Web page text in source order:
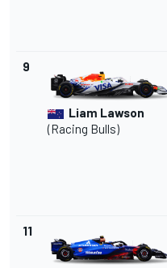
9
Liam Lawson
(Racing Bulls)
11